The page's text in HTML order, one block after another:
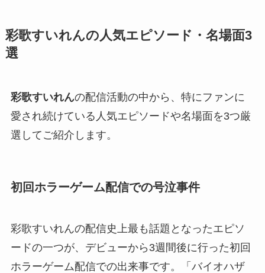
彩歌すいれんの人気エピソード・名場面3
選
彩歌すいれんの配信活動の中から、特にファンに
愛され続けている人気エピソードや名場面を3つ厳
選してご紹介します。
初回ホラーゲーム配信での号泣事件
彩歌すいれんの配信史上最も話題となったエピソ
ードの一つが、デビューから3週間後に行った初回
ホラーゲーム配信での出来事です。「バイオハザ